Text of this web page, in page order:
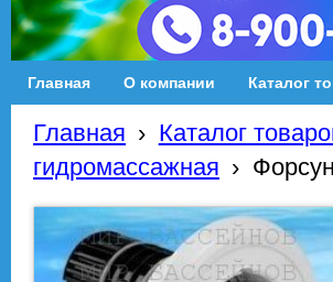
Главная О компании Каталог
Главная › Каталог
гидромассажная ›